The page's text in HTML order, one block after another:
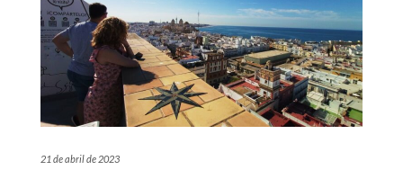
21 de abril de 2023